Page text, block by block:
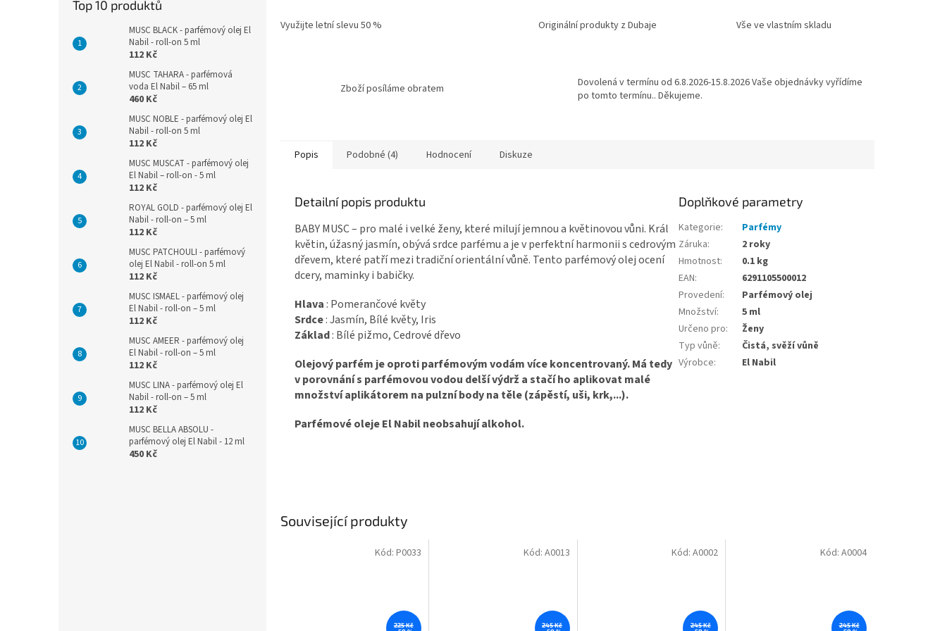
Top 10 produktů
MUSC BLACK - parfémový olej El
Nabil - roll-on 5 ml
112 Kč
MUSC TAHARA - parfémová
voda El Nabil – 65 ml
460 Kč
MUSC NOBLE - parfémový olej El
Nabil - roll-on 5 ml
112 Kč
MUSC MUSCAT - parfémový olej
El Nabil – roll-on - 5 ml
112 Kč
ROYAL GOLD - parfémový olej El
Nabil - roll-on – 5 ml
112 Kč
MUSC PATCHOULI - parfémový
olej El Nabil - roll-on 5 ml
112 Kč
MUSC ISMAEL - parfémový olej
El Nabil - roll-on – 5 ml
112 Kč
MUSC AMEER - parfémový olej
El Nabil - roll-on – 5 ml
112 Kč
MUSC LINA - parfémový olej El
Nabil - roll-on – 5 ml
112 Kč
MUSC BELLA ABSOLU -
parfémový olej El Nabil - 12 ml
450 Kč
Využijte letní slevu 50 % Originální produkty z Dubaje Vše ve vlastním skladu
Zboží posíláme obratem
Dovolená v termínu od 6.8.2026-15.8.2026 Vaše objednávky vyřídíme
po tomto termínu.. Děkujeme.
Související produkty
225 Kč
Kód: P0033
245 Kč
Kód: A0013
245 Kč
Kód:A0002
245 Kč
Kód: A0004
Popis Podobné (4) Hodnocení Diskuze
Detailní popis produktu
BABY MUSC – pro malé i velké ženy, které milují jemnou a květinovou vůni. Král
květin, úžasný jasmín, obývá srdce parfému a je v perfektní harmonii s cedrovým
dřevem, které patří mezi tradiční orientální vůně. Tento parfémový olej ocení
dcery, maminky i babičky.
Hlava : Pomerančové květy
Srdce:Jasmín, Bílé květy, Iris
Základ: Bílé pižmo, Cedrové dřevo
Olejový parfém je oproti parfémovým vodám více koncentrovaný. Má tedy
v porovnání s parfémovou vodou delší výdrž a stačí ho aplikovat malé
množství aplikátorem na pulzní body na těle (zápěstí, uši, krk,...).
Parfémové oleje El Nabil neobsahují alkohol.
Doplňkové parametry
Kategorie:
Parfémy
Záruka:
2 roky
Hmotnost:
0.1 kg
EAN:
6291105500012
Provedení:
Parfémový olej
Množství:
5 ml
Určeno pro:
Ženy
Typ vůně:
Čistá, svěží vůně
Výrobce: El Nabil